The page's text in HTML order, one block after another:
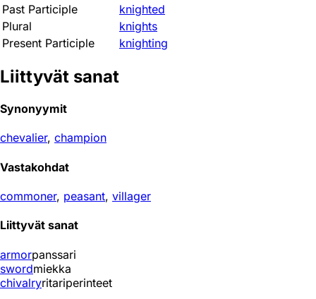
Past Participle
knighted
Plural
knights
Present Participle
knighting
Liittyvät sanat
Synonyymit
chevalier, champion
Vastakohdat
commoner, peasant, villager
Liittyvät sanat
armorpanssari
swordmiekka
chivalryritariperinteet